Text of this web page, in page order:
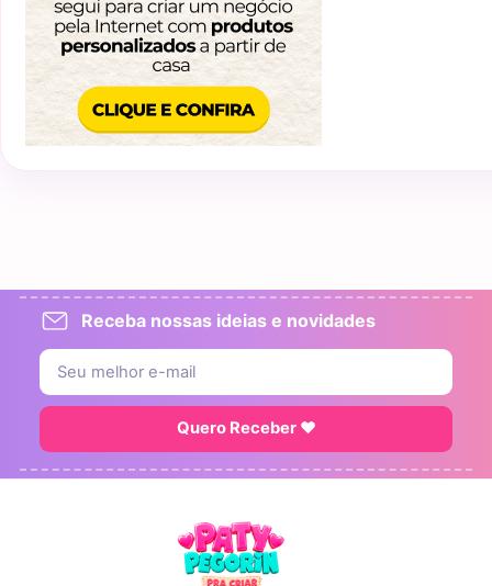
Receba nossas ideias e novidades
Quero Receber ♥